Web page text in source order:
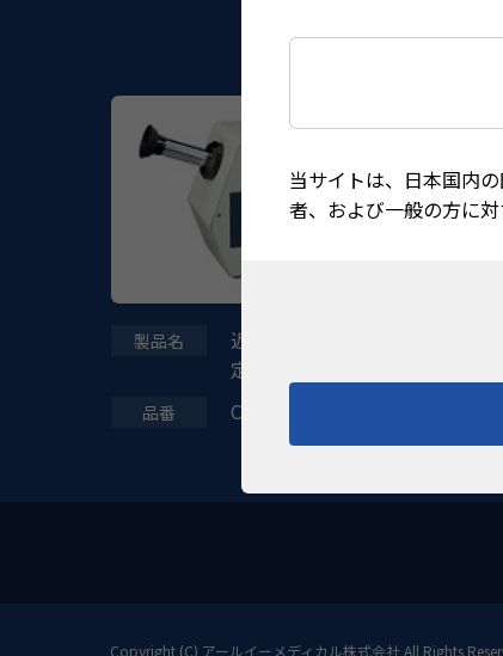
当サイトは、日本国内
者、および一般の方に
近大式中心ﾌﾘｯｶｰ値測
定器Ⅲ型
CFF-3000
Copyright (C) アールイーメディカル株式会社All Rights